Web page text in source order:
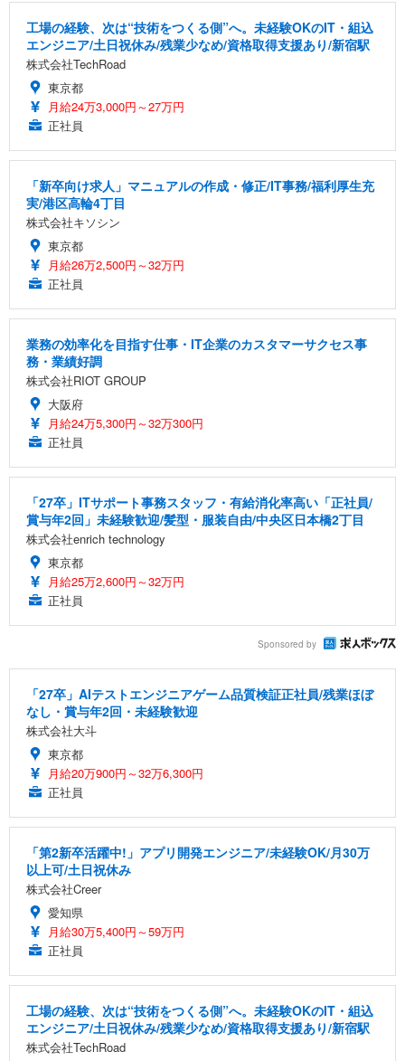
工場の経験、次は“技術をつくる側”へ。未経験OKのIT・組込
エンジニア/土日祝休み/残業少なめ/資格取得支援あり/新宿駅
株式会社TechRoad
東京都
月給24万3,000円～27万円
正社員
「新卒向け求人」マニュアルの作成・修正/IT事務/福利厚生充
実/港区高輪4丁目
株式会社キソシン
東京都
月給26万2,500円～32万円
正社員
業務の効率化を目指す仕事・IT企業のカスタマーサクセス事
務・業績好調
株式会社RIOT GROUP
大阪府
月給24万5,300円～32万300円
正社員
「27卒」ITサポート事務スタッフ・有給消化率高い「正社員/
賞与年2回」未経験歓迎/髪型・服装自由/中央区日本橋2丁目
株式会社enrich technology
東京都
月給25万2,600円～32万円
正社員
Sponsored by
「27卒」AIテストエンジニアゲーム品質検証正社員/残業ほぼ
なし・賞与年2回・未経験歓迎
株式会社大斗
東京都
月給20万900円～32万6,300円
正社員
「第2新卒活躍中!」アプリ開発エンジニア/未経験OK/月30万
以上可/土日祝休み
株式会社Creer
愛知県
月給30万5,400円～59万円
正社員
工場の経験、次は“技術をつくる側”へ。未経験OKのIT・組込
エンジニア/土日祝休み/残業少なめ/資格取得支援あり/新宿駅
株式会社TechRoad